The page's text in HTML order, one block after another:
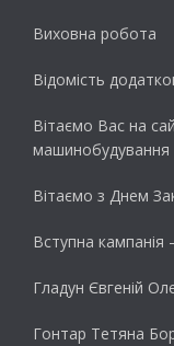
Виховна робота
Відомість
Вітаємо Вас на
машинобудування
Вітаємо з Днем
Вступна кампанія
Гладун Євгеній
Гонтар Тетяна